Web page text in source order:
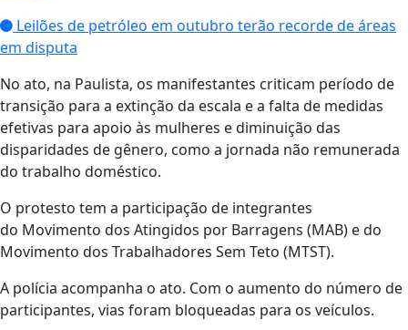
Leilões de petróleo em outubro terão recorde de áreas
em disputa
No ato, na Paulista, os manifestantes criticam período de
transição para a extinção da escala e a falta de medidas
efetivas para apoio às mulheres e diminuição das
disparidades de gênero, como a jornada não remunerada
do trabalho doméstico.
O protesto tem a participação de integrantes
do Movimento dos Atingidos por Barragens (MAB) e do
Movimento dos Trabalhadores Sem Teto (MTST).
A polícia acompanha o ato. Com o aumento do número de
participantes, vias foram bloqueadas para os veículos.